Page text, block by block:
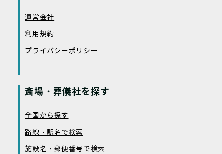
運営会社
利用規約
プライバシーポリシー
斎場・葬儀社を探す
全国から探す
路線・駅名で検索
施設名・郵便番号で検索